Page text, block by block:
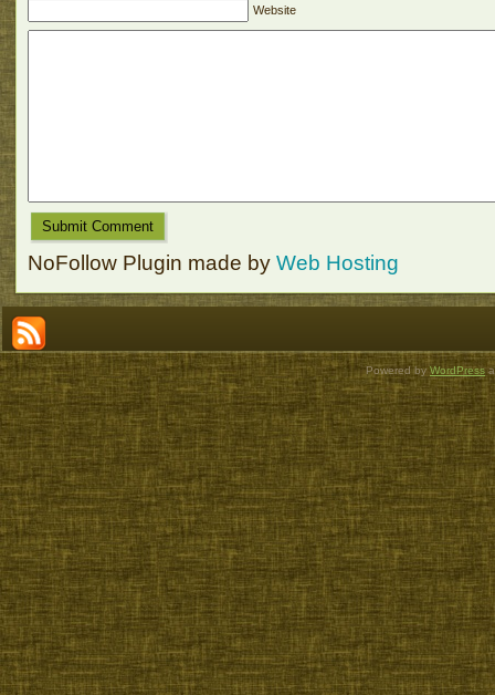
Website
NoFollow Plugin made by Web Hosting
Powered by WordPress